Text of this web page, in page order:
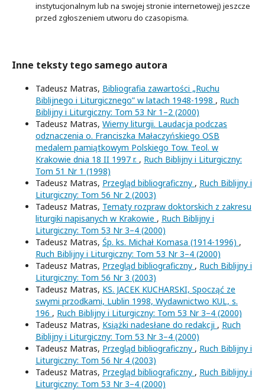
instytucjonalnym lub na swojej stronie internetowej) jeszcze
przed zgłoszeniem utworu do czasopisma.
Inne teksty tego samego autora
Tadeusz Matras, Bibliografia zawartości „Ruchu
Biblijnego i Liturgicznego” w latach 1948-1998 , Ruch
Biblijny i Liturgiczny: Tom 53 Nr 1–2 (2000)
Tadeusz Matras, Wierny liturgii. Laudacja podczas
odznaczenia o. Franciszka Małaczyńskiego OSB
medalem pamiątkowym Polskiego Tow. Teol. w
Krakowie dnia 18 II 1997 r. , Ruch Biblijny i Liturgiczny:
Tom 51 Nr 1 (1998)
Tadeusz Matras, Przegląd bibliograficzny , Ruch Biblijny i
Liturgiczny: Tom 56 Nr 2 (2003)
Tadeusz Matras, Tematy rozpraw doktorskich z zakresu
liturgiki napisanych w Krakowie , Ruch Biblijny i
Liturgiczny: Tom 53 Nr 3–4 (2000)
Tadeusz Matras, Śp. ks. Michał Komasa (1914-1996) ,
Ruch Biblijny i Liturgiczny: Tom 53 Nr 3–4 (2000)
Tadeusz Matras, Przegląd bibliograficzny , Ruch Biblijny i
Liturgiczny: Tom 56 Nr 3 (2003)
Tadeusz Matras, KS. JACEK KUCHARSKI, Spocząć ze
swymi przodkami, Lublin 1998, Wydawnictwo KUL, s.
196 , Ruch Biblijny i Liturgiczny: Tom 53 Nr 3–4 (2000)
Tadeusz Matras, Książki nadesłane do redakcji , Ruch
Biblijny i Liturgiczny: Tom 53 Nr 3–4 (2000)
Tadeusz Matras, Przegląd bibliograficzny , Ruch Biblijny i
Liturgiczny: Tom 56 Nr 4 (2003)
Tadeusz Matras, Przegląd bibliograficzny , Ruch Biblijny i
Liturgiczny: Tom 53 Nr 3–4 (2000)